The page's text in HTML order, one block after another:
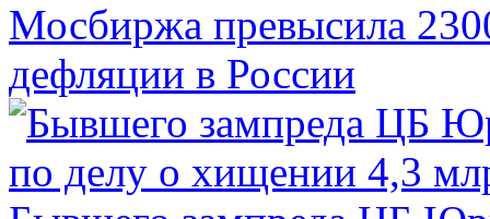
Мосбиржа превысила
дефляции в России